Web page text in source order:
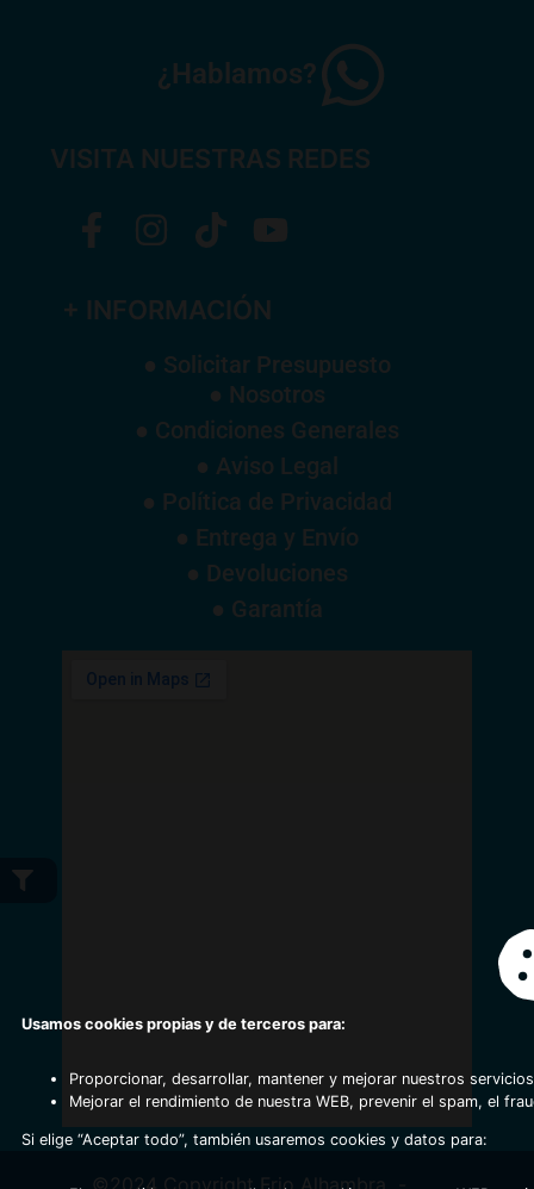
¿Hablamos?
VISITA NUESTRAS REDES
+ INFORMACIÓN
● Solicitar Presupuesto
● Nosotros
● Condiciones Generales
● Aviso Legal
● Política de Privacidad
● Entrega y Envío
● Devoluciones
● Garantía
Usamos cookies propias y de terceros para:
Proporcionar, desarrollar, mantener y mejorar nuestros
Mejorar el rendimiento de nuestra WEB, prevenir el spam, el
Si elige “Aceptar todo”, también usaremos cookies y datos para: